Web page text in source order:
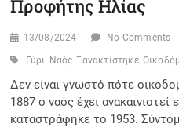
Προφήτης Ηλίας
13/08/2024 No Comments
Γύρι Ναός Ξανακτίστηκε
Δεν είναι γνωστό πότε
1887 ο ναός έχει ανακαινιστεί
καταστράφηκε το 1953.